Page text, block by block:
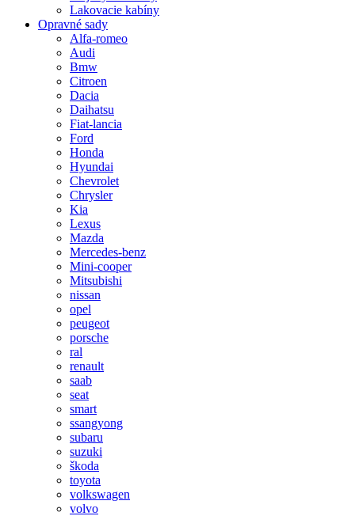
Lakovacie kabíny
Opravné sady
Alfa-romeo
Audi
Bmw
Citroen
Dacia
Daihatsu
Fiat-lancia
Ford
Honda
Hyundai
Chevrolet
Chrysler
Kia
Lexus
Mazda
Mercedes-benz
Mini-cooper
Mitsubishi
nissan
opel
peugeot
porsche
ral
renault
saab
seat
smart
ssangyong
subaru
suzuki
škoda
toyota
volkswagen
volvo